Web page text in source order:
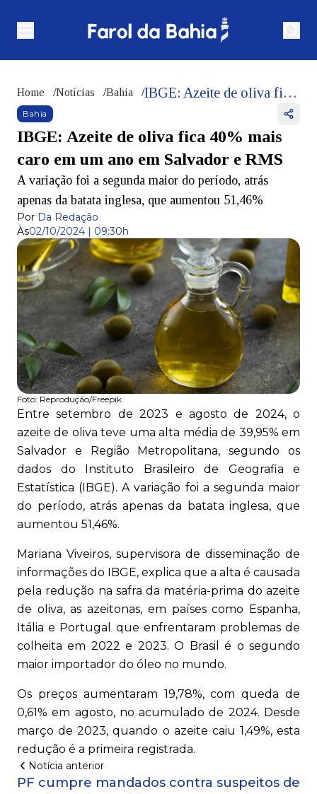
Home /Notícias /Bahia / IBGE: Azeite de oliva fica 40% mais caro em um ano em Salvador e RMS
Bahia
IBGE: Azeite de oliva fica 40% mais
caro em um ano em Salvador e RMS
A variação foi a segunda maior do período, atrás
apenas da batata inglesa, que aumentou 51,46%
Por Da Redação
Às02/10/2024 | 09:30h
Foto: Reprodução/Freepik
Entre setembro de 2023 e agosto de 2024, o
azeite de oliva teve uma alta média de 39,95% em
Salvador e Região Metropolitana, segundo os
dados do Instituto Brasileiro de Geografia e
Estatística (IBGE). A variação foi a segunda maior
do período, atrás apenas da batata inglesa, que
aumentou 51,46%.
Mariana Viveiros, supervisora de disseminação de
informações do IBGE, explica que a alta é causada
pela redução na safra da matéria-prima do azeite
de oliva, as azeitonas, em países como Espanha,
Itália e Portugal que enfrentaram problemas de
colheita em 2022 e 2023. O Brasil é o segundo
maior importador do óleo no mundo.
Os preços aumentaram 19,78%, com queda de
0,61% em agosto, no acumulado de 2024. Desde
março de 2023, quando o azeite caiu 1,49%, esta
redução é a primeira registrada.
Notícia anterior
PF cumpre mandados contra suspeitos de